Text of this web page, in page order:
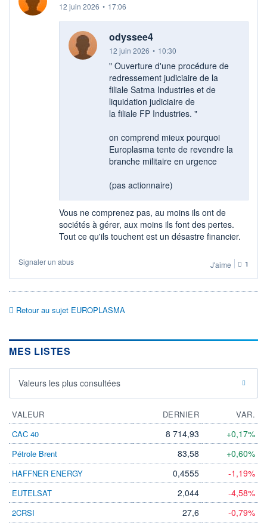
12 juin 2026 • 17:06
odyssee4
12 juin 2026 • 10:30
" Ouverture d'une procédure de
redressement judiciaire de la
filiale Satma Industries et de
liquidation judiciaire de
la filiale FP Industries. "
on comprend mieux pourquoi
Europlasma tente de revendre la
branche militaire en urgence
(pas actionnaire)
Vous ne comprenez pas, au moins ils ont de
sociétés à gérer, aux moins ils font des pertes.
Tout ce qu'ils touchent est un désastre financier.
Signaler un abus J'aime 1
Retour au sujet EUROPLASMA
MES LISTES
Valeurs les plus consultées
VALEUR DERNIER
VAR.
CAC 40
8 714,93 +0,17%
Pétrole Brent 83,58 +0,60%
HAFFNER ENERGY 0,4555 -1,19%
EUTELSAT 2,044 -4,58%
2CRSI 27,6 -0,79%